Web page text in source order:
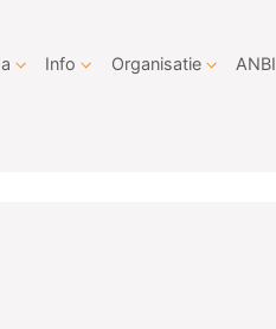
Info Organisatie ANBI